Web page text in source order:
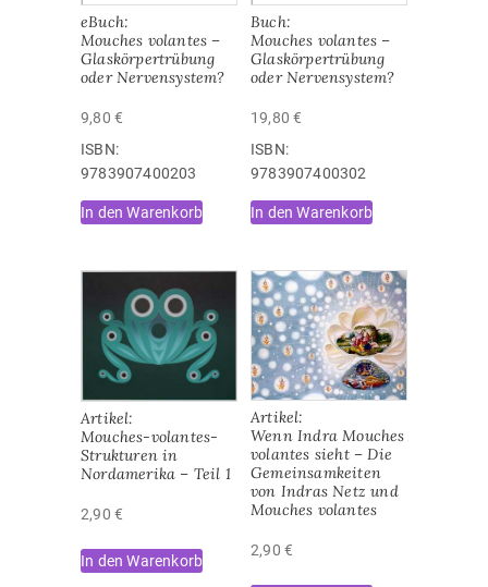
eBuch:
Mouches volantes –
Glaskörpertrübung
oder Nervensystem?
9,80 €
ISBN:
9783907400203
In den Warenkorb
Buch:
Mouches volantes –
Glaskörpertrübung
oder Nervensystem?
19,80€
ISBN:
9783907400302
In den Warenkorb
Artikel:
Mouches-volantes-
Strukturen in
Nordamerika – Teil 1
2,90 €
In den Warenkorb
Artikel:
Wenn Indra Mouches
volantes sieht – Die
Gemeinsamkeiten
von Indras Netz und
Mouches volantes
2,90 €